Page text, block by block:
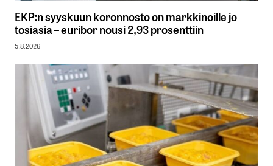
EKP:n syyskuun koronnosto on markkinoille jo
tosiasia – euribor nousi 2,93 prosenttiin
5.8.2026